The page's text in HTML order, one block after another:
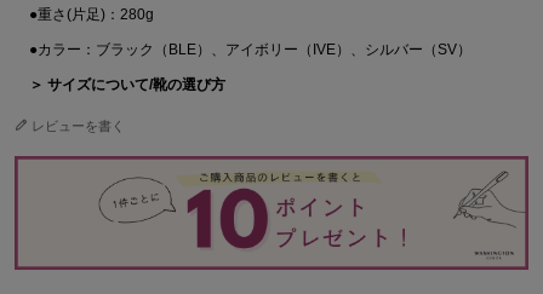
●重さ(片足)：280g
●カラー：ブラック（BLE）、アイボリー（IVE）、シルバー（SV）
＞ サイズについて/靴の選び方
レビューを書く